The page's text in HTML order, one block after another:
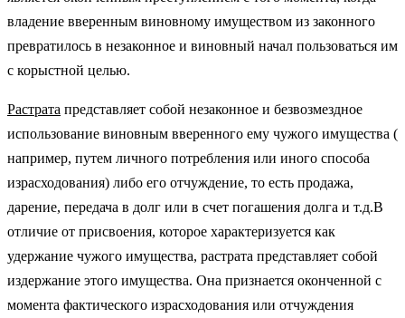
владение вверенным виновному имуществом из законного
превратилось в незаконное и виновный начал пользоваться им
с корыстной целью.
Растрата представляет собой незаконное и безвозмездное
использование виновным вверенного ему чужого имущества (
например, путем личного потребления или иного способа
израсходования) либо его отчуждение, то есть продажа,
дарение, передача в долг или в счет погашения долга и т.д.В
отличие от присвоения, которое характеризуется как
удержание чужого имущества, растрата представляет собой
издержание этого имущества. Она признается оконченной с
момента фактического израсходования или отчуждения